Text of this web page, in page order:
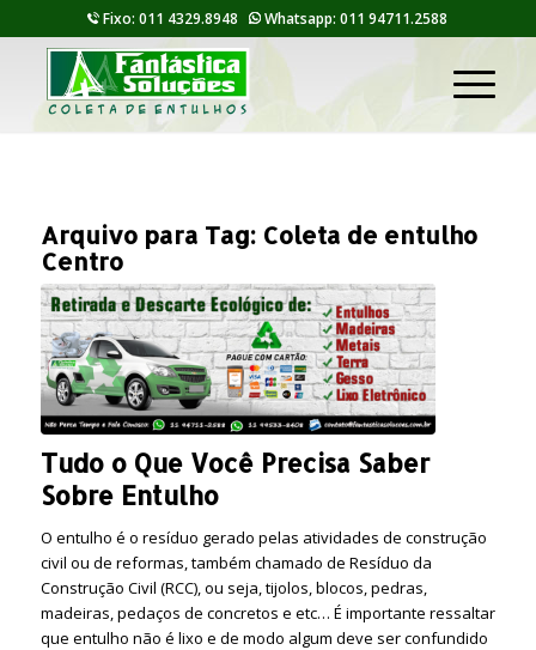
Fixo: 011 4329.8948 Whatsapp: 011 94711.2588
Arquivo para Tag: Coleta de entulho
Centro
Tudo o Que Você Precisa Saber
Sobre Entulho
O entulho é o resíduo gerado pelas atividades de construção
civil ou de reformas, também chamado de Resíduo da
Construção Civil (RCC), ou seja, tijolos, blocos, pedras,
madeiras, pedaços de concretos e etc… É importante ressaltar
que entulho não é lixo e de modo algum deve ser confundido